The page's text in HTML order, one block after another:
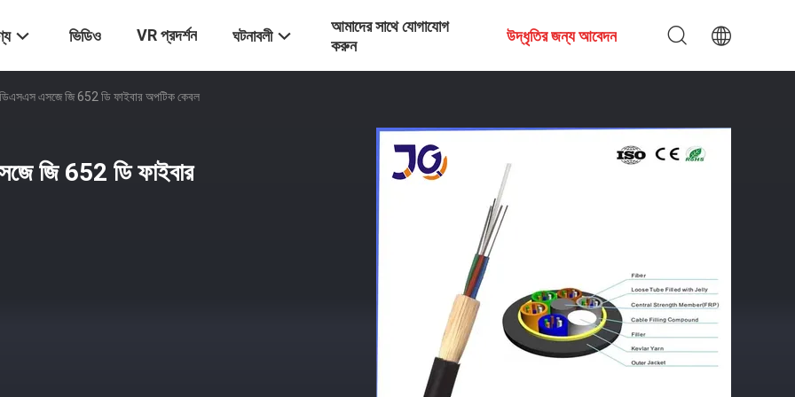
ভিডিও VR প্রদর্শন ঘটনাবলী
আমাদের সাথে যোগাযোগ
করুন
উদ্ধৃতির জন্য আবেদন
এসজে জি 652 ডি ফাইবার অপটিক কেবল
জি 652 ডি ফাইবার